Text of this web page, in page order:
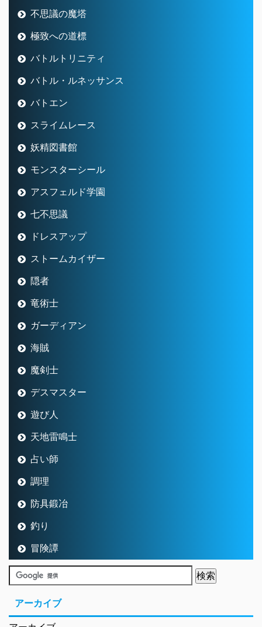
不思議の魔塔
極致への道標
バトルトリニティ
バトル・ルネッサンス
バトエン
スライムレース
妖精図書館
モンスターシール
アスフェルド学園
七不思議
ドレスアップ
ストームカイザー
隠者
竜術士
ガーディアン
海賊
魔剣士
デスマスター
遊び人
天地雷鳴士
占い師
調理
防具鍛冶
釣り
冒険譚
アーカイブ